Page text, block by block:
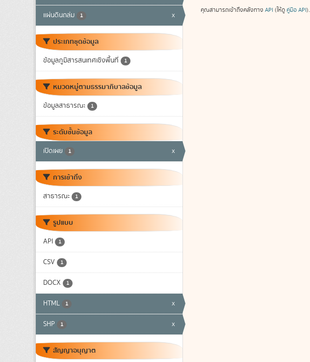
แผ่นดินถล่ม 1 x
ประเภทชุดข้อมูล
ข้อมูลภูมิสารสนเทศเชิงพื้นที่ 1
หมวดหมู่ตามธรรมาภิบาลข้อมูล
ข้อมูลสาธารณะ 1
ระดับชั้นข้อมูล
เปิดเผย 1 x
การเข้าถึง
สาธารณะ 1
รูปแบบ
API 1
CSV 1
DOCX 1
HTML 1 x
SHP 1 x
สัญญาอนุญาต
คุณสามารถเข้าถึงคลังทาง API (ให้ดู คู่มือ API).